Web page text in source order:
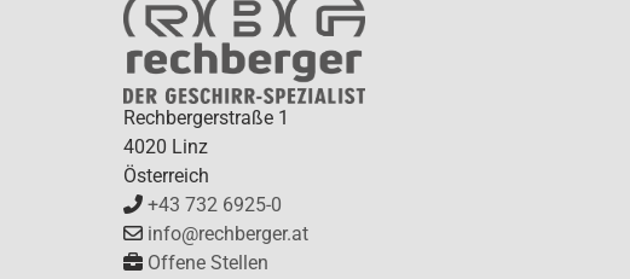
Rechbergerstraße 1
4020 Linz
Österreich
+43 732 6925-0
info@rechberger.at
Offene Stellen